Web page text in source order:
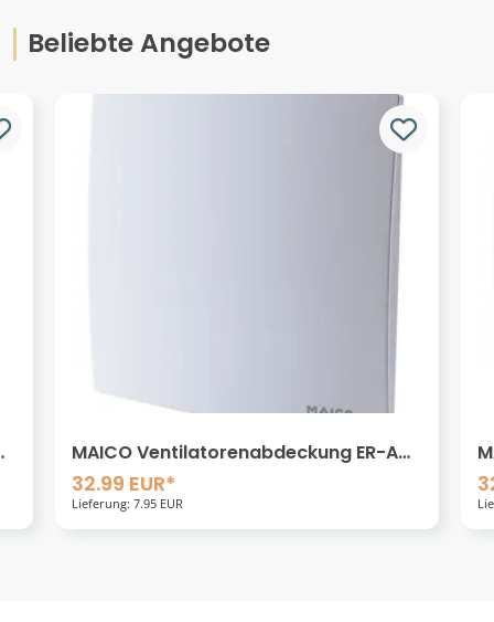
Beliebte Angebote
MAICO Ventilatorenabdeckung ER-A
für Ventilatoreneinsatz ER-EC
32.99 EUR*
Lieferung: 7.95 EUR